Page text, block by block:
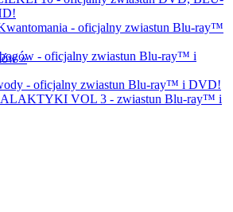
- oficjalny zwiastun Blu-ray™
- oficjalny zwiastun Blu-ray™ i
- oficjalny zwiastun Blu-ray™ i DVD!
VOL 3 - zwiastun Blu-ray™ i
»